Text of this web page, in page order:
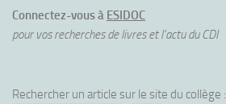
Connectez-vous à ESIDOC
pour vos recherches de livres et l'actu du CDI
Rechercher un article sur le site du collège :